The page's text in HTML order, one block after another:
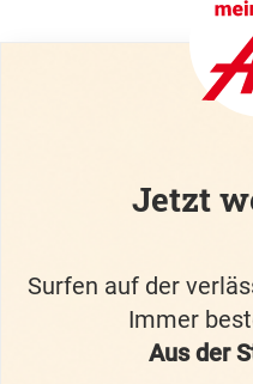
Jetzt
Surfen auf der
Immer
Aus der